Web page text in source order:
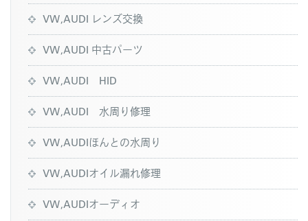
VW,AUDI レンズ交換
VW,AUDI 中古パーツ
VW,AUDI HID
VW,AUDI 水周り修理
VW,AUDIほんとの水周り
VW,AUDIオイル漏れ修理
VW,AUDIオーディオ